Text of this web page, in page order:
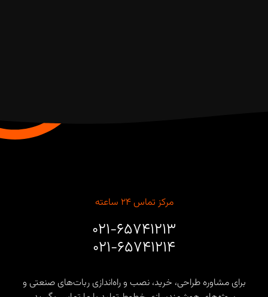
مرکز تماس ۲۴ ساعته
۰۲۱-۶۵۷۴۱۲۱۳
۰۲۱-۶۵۷۴۱۲۱۴
برای مشاوره طراحی، خرید، نصب و راه‌اندازی ربات‌های صنعتی و